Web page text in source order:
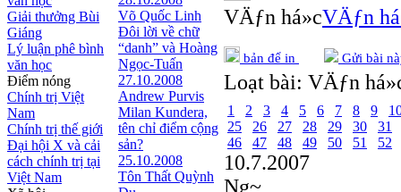
Giải thưởng Bùi
Giáng
Lý luận phê bình
văn học
Điểm nóng
Chính trị Việt
Nam
Chính trị thế giới
Đại hội X và cải
cách chính trị tại
Việt Nam
Võ Quốc Linh
Đôi lời về chữ
“danh” và Hoàng
Ngọc-Tuấn
27.10.2008
Andrew Purvis
Milan Kundera,
tên chỉ điểm cộng
sản?
25.10.2008
Tôn Thất Quỳnh
VÄƒn há»cVÄƒn
bản để in Gửi bài
Loạt bài: VÄƒn
1 2 3 4 5 6 7 8 9
25
26 27 28 29 30
31
46
47 48 49 50 51 52
10.7.2007
Ng~